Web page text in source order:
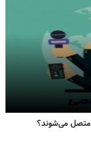
متصل می‌شوند؟